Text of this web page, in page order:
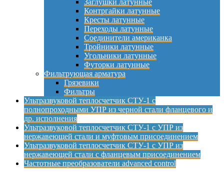
Заглушки латунные
Контргайки латунные
Кресты латунные
Переходы латунные
Соединители американка
Тройники латунные
Угольники латунные
Футорки латунные
Фильтрующая арматура
Грязевики
Фильтры
Ультразвуковой теплосчетчик СТУ-1 с
полнопроходными УПР из черной стали фланцевого и
др. исполнения
Ультразвуковой теплосчетчик СТУ-1 с УПР из
нержавеющей стали и муфтовым присоединением
Ультразвуковой теплосчетчик СТУ-1 с УПР из
нержавеющей стали с фланцевым присоединением
Частотные преобразователи advanced control